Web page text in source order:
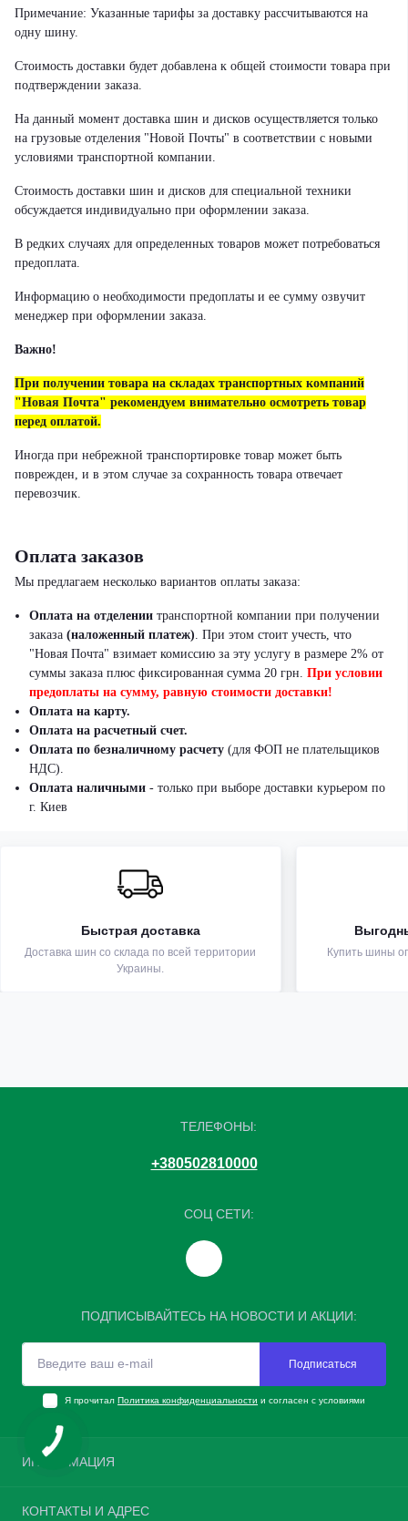
Примечание: Указанные тарифы за доставку рассчитываются на
одну шину.
Стоимость доставки будет добавлена к общей стоимости товара при
подтверждении заказа.
На данный момент доставка шин и дисков осуществляется только
на грузовые отделения "Новой Почты" в соответствии с новыми
условиями транспортной компании.
Стоимость доставки шин и дисков для специальной техники
обсуждается индивидуально при оформлении заказа.
В редких случаях для определенных товаров может потребоваться
предоплата.
Информацию о необходимости предоплаты и ее сумму озвучит
менеджер при оформлении заказа.
Важно!
При получении товара на складах транспортных компаний
"Новая Почта" рекомендуем внимательно осмотреть товар
перед оплатой.
Иногда при небрежной транспортировке товар может быть
поврежден, и в этом случае за сохранность товара отвечает
перевозчик.
Оплата заказов
Мы предлагаем несколько вариантов оплаты заказа:
Оплата на отделении транспортной компании при получении
заказа (наложенный платеж). При этом стоит учесть, что
"Новая Почта" взимает комиссию за эту услугу в размере 2% от
суммы заказа плюс фиксированная сумма 20 грн. При условии
предоплаты на сумму, равную стоимости доставки!
Оплата на карту.
Оплата на расчетный счет.
Оплата по безналичному расчету (для ФОП не плательщиков
НДС).
Оплата наличными - только при выборе доставки курьером по
г. Киев
Быстрая доставка
Доставка шин со склада по всей территории
Украины.
Купить шины
ТЕЛЕФОНЫ:
+380502810000
СОЦ СЕТИ:
ПОДПИСЫВАЙТЕСЬ НА НОВОСТИ И АКЦИИ:
Подписаться
Я прочитал Политика конфиденциальности и согласен с условиями
ИНФОРМАЦИЯ
КОНТАКТЫ И АДРЕС